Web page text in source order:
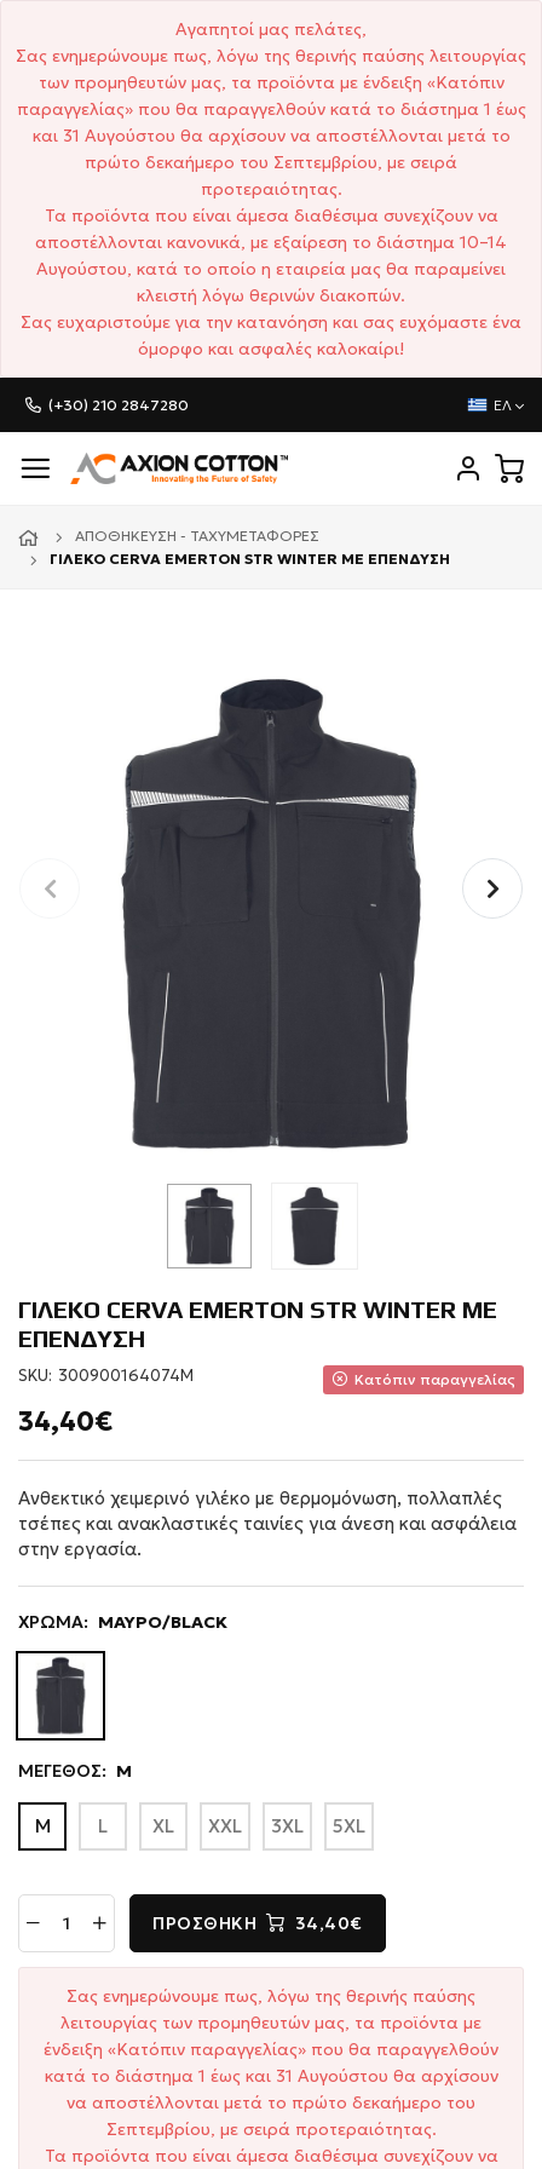
Αγαπητοί μας πελάτες,
Σας ενημερώνουμε πως, λόγω της θερινής παύσης λειτουργίας
των προμηθευτών μας, τα προϊόντα με ένδειξη «Κατόπιν
παραγγελίας» που θα παραγγελθούν κατά το διάστημα 1 έως
και 31 Αυγούστου θα αρχίσουν να αποστέλλονται μετά το
πρώτο δεκαήμερο του Σεπτεμβρίου, με σειρά
προτεραιότητας.
Τα προϊόντα που είναι άμεσα διαθέσιμα συνεχίζουν να
αποστέλλονται κανονικά, με εξαίρεση το διάστημα 10–14
Αυγούστου, κατά το οποίο η εταιρεία μας θα παραμείνει
κλειστή λόγω θερινών διακοπών.
Σας ευχαριστούμε για την κατανόηση και σας ευχόμαστε ένα
όμορφο και ασφαλές καλοκαίρι!
(+30) 210 2847280 ΕΛ
ΑΠΟΘΉΚΕΥΣΗ - ΤΑΧΥΜΕΤΑΦΟΡΈΣ
ΓΙΛΕΚΟ CERVA EMERTON STR WINTER ΜΕ ΕΠΕΝΔΥΣΗ
ΓΙΛΕΚΟ CERVA EMERTON STR WINTER ΜΕ
ΕΠΕΝΔΥΣΗ
SKU: 300900164074M Κατόπιν παραγγελίας
34,40€
Ανθεκτικό χειμερινό γιλέκο με θερμομόνωση, πολλαπλές
τσέπες και ανακλαστικές ταινίες για άνεση και ασφάλεια
στην εργασία.
ΧΡΩΜΑ: ΜΑΥΡΟ/BLACK
ΜΕΓΕΘΟΣ: M
M L XL XXL 3XL 5XL
ΠΡΟΣΘΉΚΗ 34,40€
Σας ενημερώνουμε πως, λόγω της θερινής παύσης
λειτουργίας των προμηθευτών μας, τα προϊόντα με
ένδειξη «Κατόπιν παραγγελίας» που θα παραγγελθούν
κατά το διάστημα 1 έως και 31 Αυγούστου θα αρχίσουν
να αποστέλλονται μετά το πρώτο δεκαήμερο του
Σεπτεμβρίου, με σειρά προτεραιότητας.
Τα προϊόντα που είναι άμεσα διαθέσιμα συνεχίζουν να